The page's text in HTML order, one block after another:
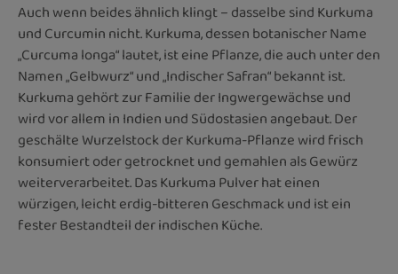
Auch wenn beides ähnlich klingt – dasselbe sind Kurkuma
und Curcumin nicht. Kurkuma, dessen botanischer Name
„Curcuma longa“ lautet, ist eine Pflanze, die auch unter den
Namen „Gelbwurz“ und „Indischer Safran“ bekannt ist.
Kurkuma gehört zur Familie der Ingwergewächse und
wird vor allem in Indien und Südostasien angebaut. Der
geschälte Wurzelstock der Kurkuma-Pflanze wird frisch
konsumiert oder getrocknet und gemahlen als Gewürz
weiterverarbeitet. Das Kurkuma Pulver hat einen
würzigen, leicht erdig-bitteren Geschmack und ist ein
fester Bestandteil der indischen Küche.